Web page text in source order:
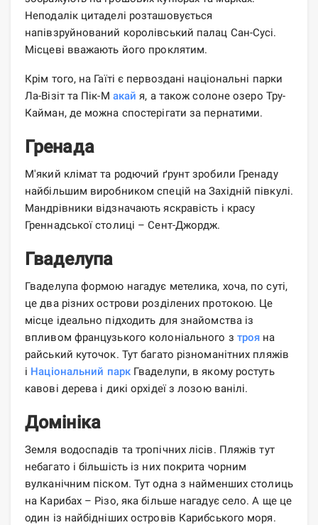
Неподалік цитаделі розташовується
напівзруйнований королівський палац Сан-Сусі.
Місцеві вважають його проклятим.
Крім того, на Гаїті є первоздані національні парки
Ла-Візіт та Пік-М акай я, а також солоне озеро Тру-
Кайман, де можна спостерігати за пернатими.
Гренада
М'який клімат та родючий ґрунт зробили Гренаду
найбільшим виробником спецій на Західній півкулі.
Мандрівники відзначають яскравість і красу
Греннадської столиці – Сент-Джордж.
Гваделупа
Гваделупа формою нагадує метелика, хоча, по суті,
це два різних острови розділених протокою. Це
місце ідеально підходить для знайомства із
впливом французького колоніального з троя на
райський куточок. Тут багато різноманітних пляжів
і Національний паркГваделупи, в якому ростуть
кавові дерева і дикі орхідеї з лозою ванілі.
Домініка
Земля водоспадів та тропічних лісів. Пляжів тут
небагато і більшість із них покрита чорним
вулканічним піском. Тут одна з найменших столиць
на Карибах – Різо, яка більше нагадує село. А ще це
один із найбідніших островів Карибського моря.